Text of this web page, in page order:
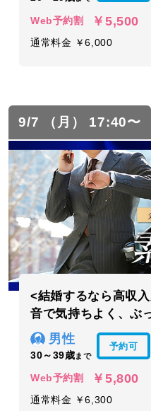
Web予約割 ￥5,500
通常料金 ￥6,000
9/7 （月） 17:40〜
<結婚するなら高収
音で気持ちよく、ぶ
男性
30～39歳まで
予約可
Web予約割 ￥5,800
通常料金 ￥6,300